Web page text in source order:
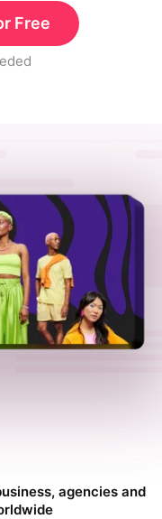
Free
agencies and